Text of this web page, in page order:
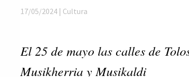
17/05/2024 | Cultura
El 25 de mayo las calles de
Musikherria y Musikaldi